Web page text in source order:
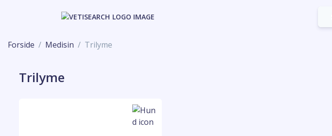
Forside Medisin Trilyme
Trilyme